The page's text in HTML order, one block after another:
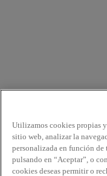
Utilizamos cookies propias
sitio web, analizar la
personalizada en función de
pulsando en “Aceptar”, o
cookies deseas permitir o